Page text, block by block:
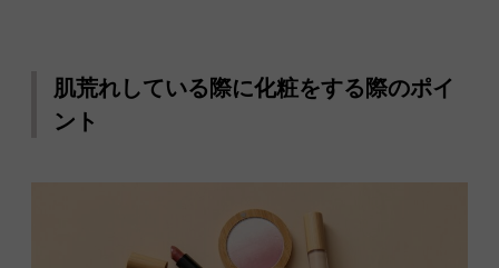
肌荒れしている際に化粧をする際のポイ
ント